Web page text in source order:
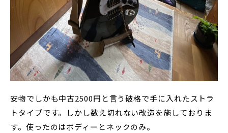
安物でしかも中古2500円と言う破格で手に入れたストラ
トタイプです。しかし数え切れない改造を施しておりま
す。使ったのはボディーとネックのみ。